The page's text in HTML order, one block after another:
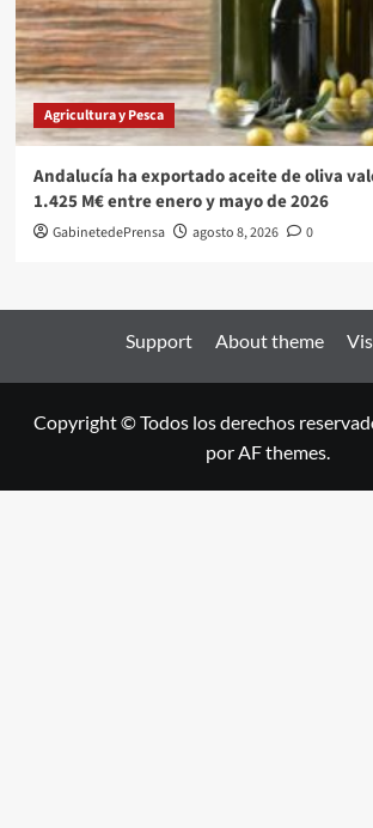
Agricultura y Pesca
Andalucía ha exportado aceite de oliva
1.425 M€ entre enero y mayo de 2026
GabinetedePrensa agosto 8, 2026 0
Support About theme
Copyright © Todos los derechos
por AF themes.